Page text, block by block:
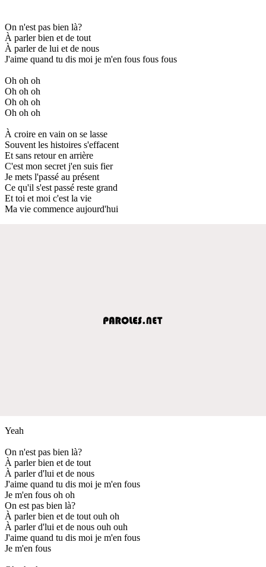
On n'est pas bien là?
À parler bien et de tout
À parler de lui et de nous
J'aime quand tu dis moi je m'en fous fous fous
Oh oh oh
Oh oh oh
Oh oh oh
Oh oh oh
À croire en vain on se lasse
Souvent les histoires s'effacent
Et sans retour en arrière
C'est mon secret j'en suis fier
Je mets l'passé au présent
Ce qu'il s'est passé reste grand
Et toi et moi c'est la vie
Ma vie commence aujourd'hui
Yeah
On n'est pas bien là?
À parler bien et de tout
À parler d'lui et de nous
J'aime quand tu dis moi je m'en fous
Je m'en fous oh oh
On est pas bien là?
À parler bien et de tout ouh oh
À parler d'lui et de nous ouh ouh
J'aime quand tu dis moi je m'en fous
Je m'en fous